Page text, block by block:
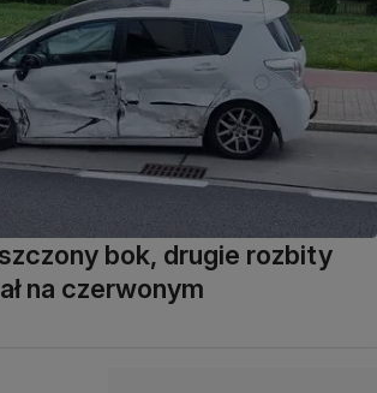
bok, drugie rozbity
na czerwonym